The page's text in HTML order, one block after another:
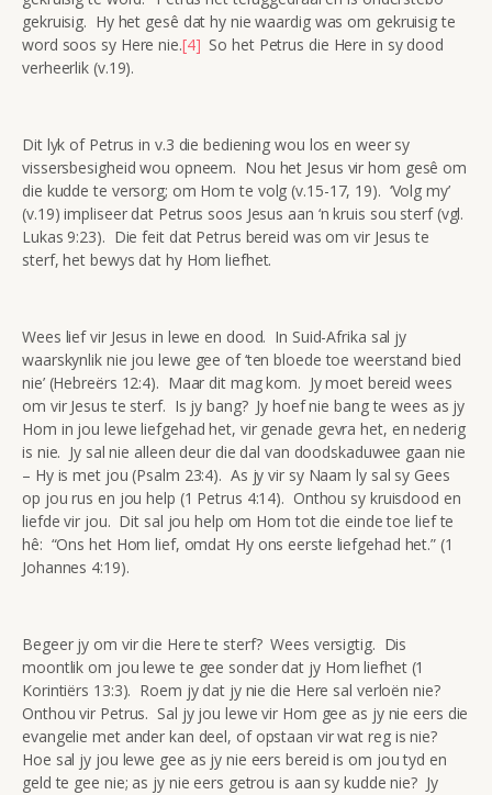
gekruisig. Hy het gesê dat hy nie waardig was om gekruisig te
word soos sy Here nie.[4] So het Petrus die Here in sy dood
verheerlik (v.19).
Dit lyk of Petrus in v.3 die bediening wou los en weer sy
vissersbesigheid wou opneem. Nou het Jesus vir hom gesê om
die kudde te versorg; om Hom te volg (v.15-17, 19). ‘Volg my’
(v.19) impliseer dat Petrus soos Jesus aan ‘n kruis sou sterf (vgl.
Lukas 9:23). Die feit dat Petrus bereid was om vir Jesus te
sterf, het bewys dat hy Hom liefhet.
Wees lief vir Jesus in lewe en dood. In Suid-Afrika sal jy
waarskynlik nie jou lewe gee of ‘ten bloede toe weerstand bied
nie’ (Hebreërs 12:4). Maar dit mag kom. Jy moet bereid wees
om vir Jesus te sterf. Is jy bang? Jy hoef nie bang te wees as jy
Hom in jou lewe liefgehad het, vir genade gevra het, en nederig
is nie. Jy sal nie alleen deur die dal van doodskaduwee gaan nie
– Hy is met jou (Psalm 23:4). As jy vir sy Naam ly sal sy Gees
op jou rus en jou help (1 Petrus 4:14). Onthou sy kruisdood en
liefde vir jou. Dit sal jou help om Hom tot die einde toe lief te
hê: “Ons het Hom lief, omdat Hy ons eerste liefgehad het.” (1
Johannes 4:19).
Begeer jy om vir die Here te sterf? Wees versigtig. Dis
moontlik om jou lewe te gee sonder dat jy Hom liefhet (1
Korintiërs 13:3). Roem jy dat jy nie die Here sal verloën nie?
Onthou vir Petrus. Sal jy jou lewe vir Hom gee as jy nie eers die
evangelie met ander kan deel, of opstaan vir wat reg is nie?
Hoe sal jy jou lewe gee as jy nie eers bereid is om jou tyd en
geld te gee nie; as jy nie eers getrou is aan sy kudde nie? Jy